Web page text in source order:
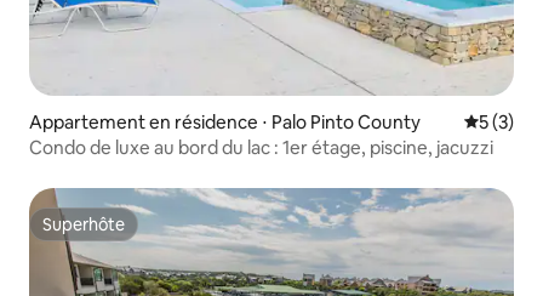
Appartement en résidence ⋅ Palo Pinto County
5 (3)
Condo de luxe au bord du lac : 1er étage, piscine, jacuzzi
Superhôte
Superhôte